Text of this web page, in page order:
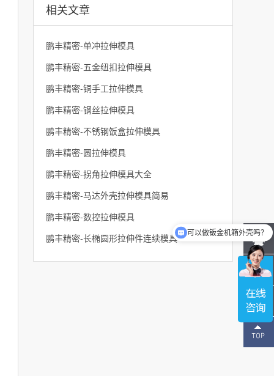
相关文章
鹏丰精密-单冲拉伸模具
鹏丰精密-五金纽扣拉伸模具
鹏丰精密-铜手工拉伸模具
鹏丰精密-钢丝拉伸模具
鹏丰精密-不锈钢饭盒拉伸模具
鹏丰精密-圆拉伸模具
鹏丰精密-拐角拉伸模具大全
鹏丰精密-马达外壳拉伸模具简易
鹏丰精密-数控拉伸模具
鹏丰精密-长椭圆形拉伸件连续模具
137-
可以做钣金机箱外壳吗？